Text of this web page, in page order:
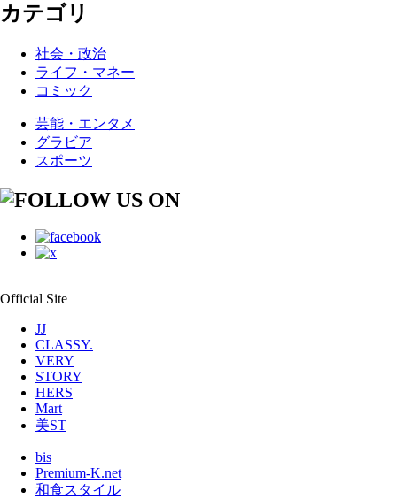
カテゴリ
社会・政治
ライフ・マネー
コミック
芸能・エンタメ
グラビア
スポーツ
Official Site
JJ
CLASSY.
VERY
STORY
HERS
Mart
美ST
bis
Premium-K.net
和食スタイル